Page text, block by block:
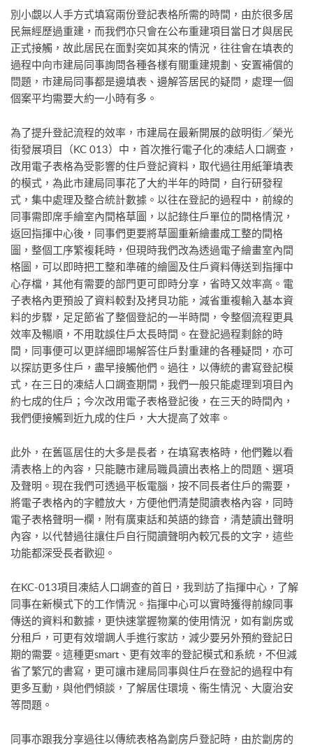
別小覷以人手方式填寫兩份登記表格所需的時間，由於很多居
民無經歷過重建，而我們亦只會在公布重建項目當日才與居民
正式接觸，故此居民在面對突如其來的情況，往往會在填表的
過程中向市建局同事詢問各種各樣有關重建規劃、安置補償的
問題，市建局同事都是邊填表、邊解答居民的疑問，處理一個
個案平均需要大約一小時有多。
為了提升登記流程的效率，市建局在最新開展的啟明街／榮光
街發展項目（KC 013）中，首次推行電子化的凍結人口調查，
改用電子表格為受影響的住戶登記資料，取代過往用紙筆填表
的模式，為此市建局同事花了大約半年的時間，自行研發程
式，集中處理及整合統計數據。以往在登記的過程中，前線的
同事需即席手繪室內間格草圖，以記錄住戶單位的間格情況，
返回指揮中心後，同事們更要將草圖重新繪畫成工整的間格
圖，整個工序繁複耗時，但現時我們改為透過電子繪畫室內間
格圖，可以即時把工整和準確的繪圖及住戶資料傳送到指揮中
心存檔，其他有需要的部門更可即時分享，省時又效率高。電
子表格內更預設了資料較對及拷貝功能，減省重複輸入基本資
料的步驟，足足節省了整個登記的一半時間，令整個流程更具
效率及暢順，不用耽誤住戶太長時間。在登記過程剩餘的時
間，同事便可以更詳細即場解答住戶對重建的各種疑問，亦可
以探訪更多住戶，盡早接觸他們。過往，以傳統的書寫登記模
式，在三日的凍結人口調查期間，我們一般只能處理到項目內
約七成的住戶；今次改用電子表格登記後，在三天的時間內，
我們便接觸到近九成的住戶，大大提高了效率。
此外，在舊區居住的大多是長者，在填寫表格時，他們難以看
清表格上的內容，只能聽市建局職員讀出表格上的問題、選項
及聲明。現在我們可透過平板電腦，按不同長者住戶的需要，
將電子表格內的字體放大，方便他們清楚閱讀表格內容，同時
電子表格聲明一欄，附有廣東話和英語的錄音，清楚讀出聲明
內容，以代替過往讓住戶自行閱讀聲明內較冗長的文字，這些
功能都深受長者歡迎。
在KC-013項目凍結人口調查的首日，我到訪了指揮中心，了解
同事在新模式下的工作情況。指揮中心可以實時獲得前線同事
傳送的資料和數據，更快速掌握物業的使用情況，如有劏房或
分租戶，可更有效增調人手進行家訪，減少要另外預約登記日
期的需要。這種更smart、更有效率的登記模式和系統，不但減
省了繁冗的書寫，更可讓市建局同事與住戶在登記的過程中有
更多互動，與他們傾談，了解居住環境、衞生情況、大廈治安
等問題。
同事亦跟我分享過往以傳統表格為劏房戶登記時，由於劏房的